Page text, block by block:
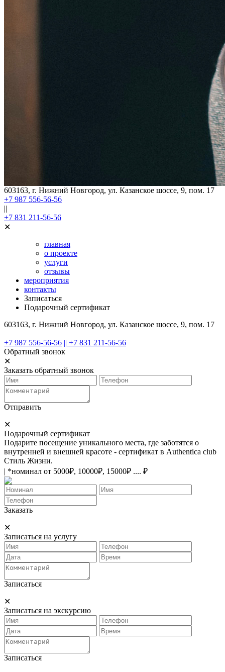
603163, г. Нижний Новгород, ул. Казанское шоссе, 9, пом. 17
+7 987 556-56-56
||
+7 831 211-56-56
✕
главная
о проекте
услуги
отзывы
мероприятия
контакты
Записаться
Подарочный сертификат
603163, г. Нижний Новгород, ул. Казанское шоссе, 9, пом. 17
+7 987 556-56-56 || +7 831 211-56-56
Обратный звонок
✕
Заказать обратный звонок
Отправить
✕
Подарочный сертификат
Подарите посещение уникального места, где заботятся о
внутренней и внешней красоте - сертификат в Authentica club
Стиль Жизни.
| *номинал от 5000₽, 10000₽, 15000₽ .... ₽
Заказать
✕
Записаться на услугу
Записаться
✕
Записаться на экскурсию
Записаться